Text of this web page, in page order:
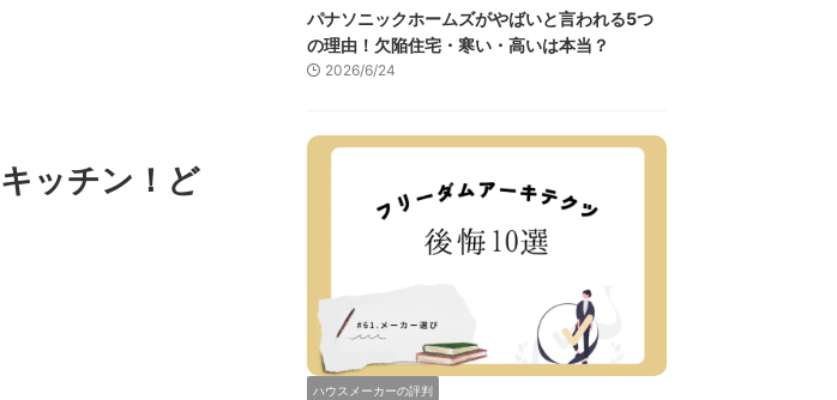
ッチン！ど
パナソニックホームズがやばいと言われる5つ
の理由！欠陥住宅・寒い・高いは本当？
2026/6/24
ハウスメーカーの評判